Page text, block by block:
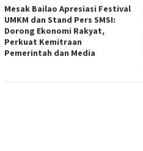
Mesak Bailao Apresiasi Festival
UMKM dan Stand Pers SMSI:
Dorong Ekonomi Rakyat,
Perkuat Kemitraan
Pemerintah dan Media